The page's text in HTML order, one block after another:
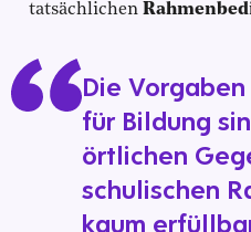
tatsächlichen
Die
für Bildung
örtlichen
schulischen
kaum